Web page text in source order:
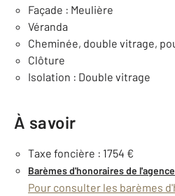
Façade : Meulière
Véranda
Cheminée, double vitrage,
Clôture
Isolation : Double vitrage
À savoir
Taxe foncière : 1754 €
Barèmes d'honoraires de l'agence
Pour consulter les barèmes